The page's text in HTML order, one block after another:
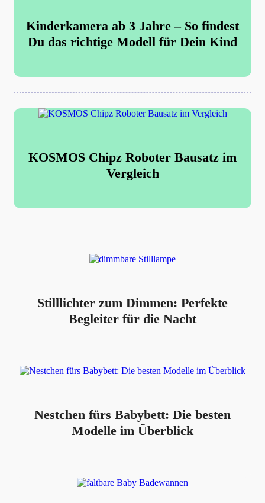
Kinderkamera ab 3 Jahre – So findest
Du das richtige Modell für Dein Kind
KOSMOS Chipz Roboter Bausatz im
Vergleich
Stilllichter zum Dimmen: Perfekte
Begleiter für die Nacht
Nestchen fürs Babybett: Die besten
Modelle im Überblick